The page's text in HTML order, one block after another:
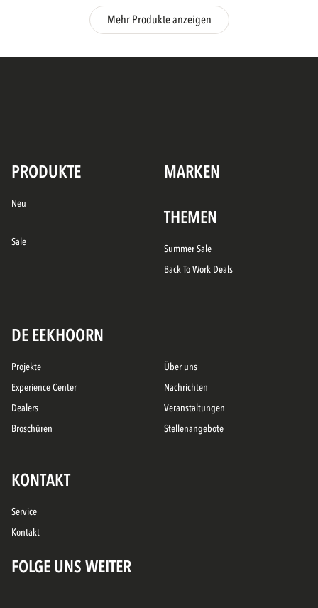
Mehr Produkte anzeigen
PRODUKTE MARKEN
Neu
Sale
THEMEN
Summer Sale
Back To Work Deals
DE EEKHOORN
Projekte
Experience Center
Dealers
Broschüren
Über uns
Nachrichten
Veranstaltungen
Stellenangebote
KONTAKT
Service
Kontakt
FOLGE UNS WEITER